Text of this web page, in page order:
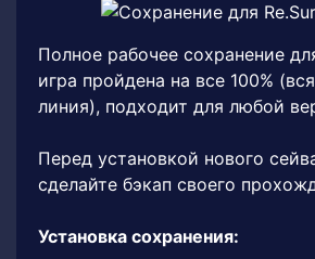
Полное рабочее сохранение
игра пройдена на все 100%
линия), подходит для любой
Перед установкой нового
сделайте бэкап своего
Установка сохранения: